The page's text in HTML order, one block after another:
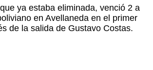
ya estaba eliminada, venció 2 a
en Avellaneda en el primer
de la salida de Gustavo Costas.